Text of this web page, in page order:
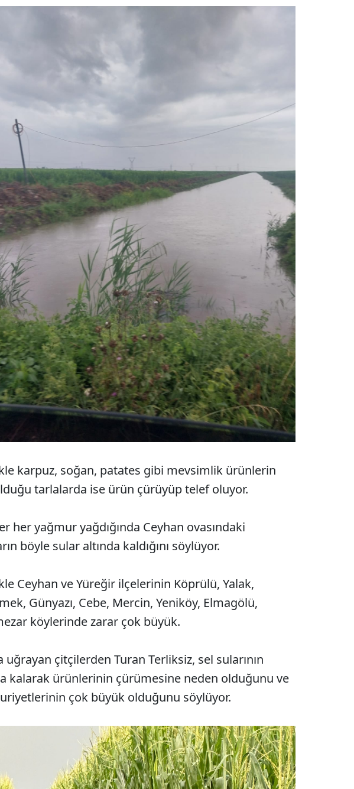
karpuz, soğan, patates gibi mevsimlik ürünlerin
tarlalarda ise ürün çürüyüp telef oluyor.
her yağmur yağdığında Ceyhan ovasındaki
böyle sular altında kaldığını söylüyor.
Ceyhan ve Yüreğir ilçelerinin Köprülü, Yalak,
Günyazı, Cebe, Mercin, Yeniköy, Elmagölü,
köylerinde zarar çok büyük.
uğrayan çitçilerden Turan Terliksiz, sel sularının
kalarak ürünlerinin çürümesine neden olduğunu ve
çok büyük olduğunu söylüyor.